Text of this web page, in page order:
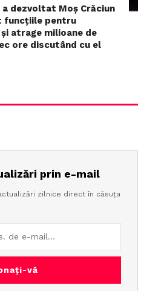
a dezvoltat Moș Crăciun
funcțiile pentru
atrage milioane de
ore discutând cu el
prin e-mail
zilnice direct în căsuța
vă